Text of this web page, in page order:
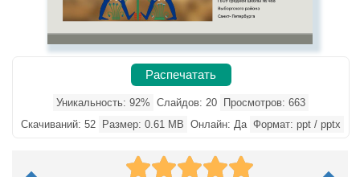
Распечатать
Уникальность: 92% Слайдов: 20
Просмотров: 663
Скачиваний: 52
Размер: 0.61 MB Онлайн: Да Формат: ppt / pptx